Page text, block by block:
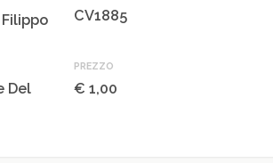
CV1885
Del
PREZZO
€ 1,00